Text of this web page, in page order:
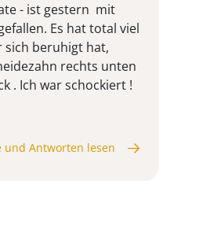
- ist gestern mit
Es hat total viel
sich beruhigt hat,
rechts unten
. Ich war schockiert !
und Antworten lesen